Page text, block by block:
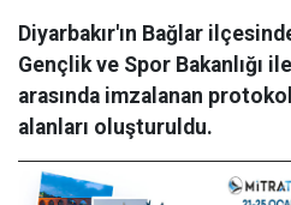
Diyarbakır'ın Bağlar
Gençlik ve Spor Bakanlığı
arasında imzalanan
alanları oluşturuldu.